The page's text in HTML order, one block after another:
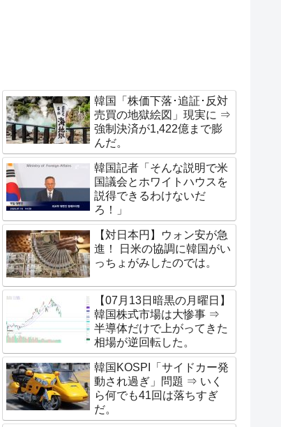
韓国「株価下落･追証･反対
売買の地獄絵図」現実に ⇒
強制決済が1,422億まで膨
んだ。
韓国記者「そんな説明で米
国議会とホワイトハウスを
説得できるわけないだ
ろ！」
【対日本円】ウォン安が急
進！ 日米の協調に韓国がい
っちょがみしたのでは。
【07月13日暗黒の月曜日】
韓国株式市場は大惨事 ⇒
半導体だけで上がってきた
相場が逆回転した。
韓国KOSPI「サイドカー発
動され過ぎ」問題 ⇒ いく
ら何でも41回は落ちすぎ
だ。